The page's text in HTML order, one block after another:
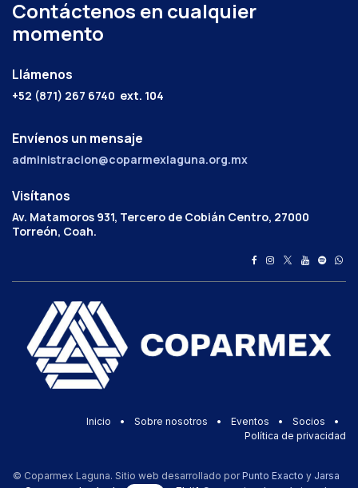
Contáctenos en cualquier
momento
Llámenos
+52 (871) 267 6740 ext. 104
Envíenos un mensaje
administracion@coparmexlaguna.org.mx
Visítanos
Av. Matamoros 931, Tercero de Cobián Centro, 27000
Torreón, Coah.
Inicio • Sobre nosotros • Eventos • Socios
•
Política de privacidad
© Coparmex Laguna. Sitio web desarrollado por Punto Exacto y Jarsa